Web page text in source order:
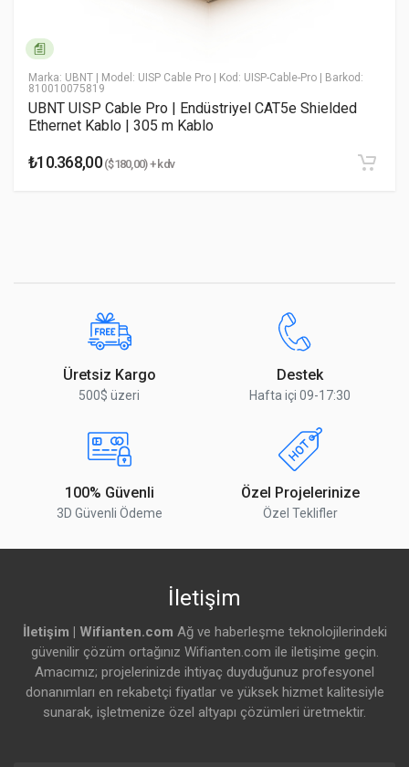
* Email Adresiniz
* Yorumunuz
Marka: UBNT | Model: UISP Cable Pro | Kod: UISP-Cable-Pro | Barkod:
810010075819
UBNT UISP Cable Pro | Endüstriyel CAT5e Shielded
Ethernet Kablo | 305 m Kablo
₺10.368,00($180,00) + kdv
Üretsiz Kargo
500$ üzeri
Destek
Hafta içi 09-17:30
100% Güvenli
3D Güvenli Ödeme
Özel Projelerinize
Özel Teklifler
İletişim
İletişim | Wifianten.com Ağ ve haberleşme teknolojilerindeki
güvenilir çözüm ortağınız Wifianten.com ile iletişime geçin.
Amacımız; projelerinizde ihtiyaç duyduğunuz profesyonel
donanımları en rekabetçi fiyatlar ve yüksek hizmet kalitesiyle
sunarak, işletmenize özel altyapı çözümleri üretmektir.